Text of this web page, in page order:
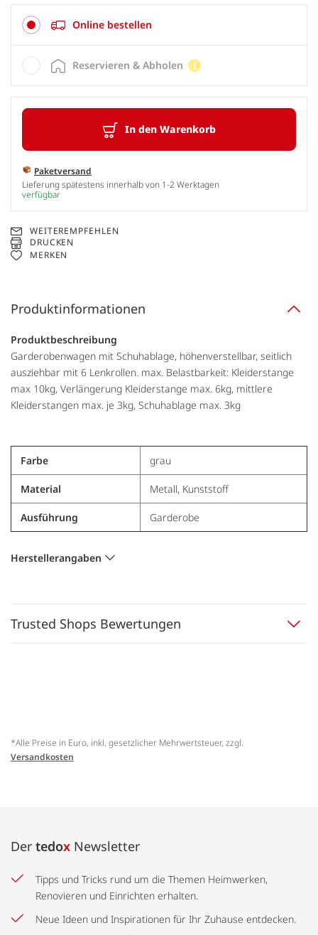
Online bestellen
In den Warenkorb
Paketversand
Lieferung spätestens innerhalb von 1-2 Werktagen
verfügbar
Reservieren & Abholen
WEITEREMPFEHLEN
DRUCKEN
MERKEN
Produktinformationen
Produktbeschreibung
Garderobenwagen mit Schuhablage, höhenverstellbar, seitlich
ausziehbar mit 6 Lenkrollen. max. Belastbarkeit: Kleiderstange
max 10kg, Verlängerung Kleiderstange max. 6kg, mittlere
Kleiderstangen max. je 3kg, Schuhablage max. 3kg
Farbe grau
Material Metall, Kunststoff
Ausführung Garderobe
Herstellerangaben
Trusted Shops Bewertungen
*Alle Preise in Euro, inkl. gesetzlicher Mehrwertsteuer, zzgl.
Versandkosten
Der tedox Newsletter
Tipps und Tricks rund um die Themen Heimwerken,
Renovieren und Einrichten erhalten.
Neue Ideen und Inspirationen für Ihr Zuhause entdecken.